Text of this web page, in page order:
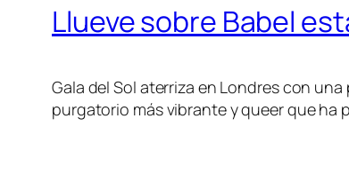
Llueve sobre Babel
Gala del Sol aterriza en Londres con
purgatorio más vibrante y queer que ha